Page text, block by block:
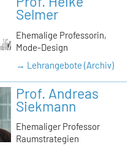
Selmer
Ehemalige Professorin,
Mode-Design
→ Lehrangebote (Archiv)
Prof. Andreas
Siekmann
Ehemaliger Professor
Raumstrategien